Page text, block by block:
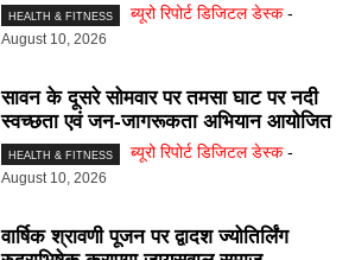
HEALTH & FITNESS ब्यूरो रिपोर्ट डिजिटल डेस्क -
August 10, 2026
सावन के दूसरे सोमवार पर तमसा घाट पर नदी
स्वच्छता एवं जन-जागरूकता अभियान आयोजित
HEALTH & FITNESS ब्यूरो रिपोर्ट डिजिटल डेस्क -
August 10, 2026
वार्षिक श्रावणी पूजन पर द्वादश ज्योतिर्लिंग